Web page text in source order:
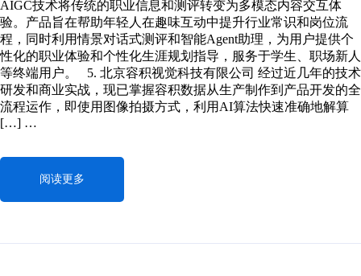
AIGC技术将传统的职业信息和测评转变为多模态内容交互体
验。产品旨在帮助年轻人在趣味互动中提升行业常识和岗位流
程，同时利用情景对话式测评和智能Agent助理，为用户提供个
性化的职业体验和个性化生涯规划指导，服务于学生、职场新人
等终端用户。 5. 北京容积视觉科技有限公司 经过近几年的技术
研发和商业实战，现已掌握容积数据从生产制作到产品开发的全
流程运作，即使用图像拍摄方式，利用AI算法快速准确地解算
[…] …
阅读更多